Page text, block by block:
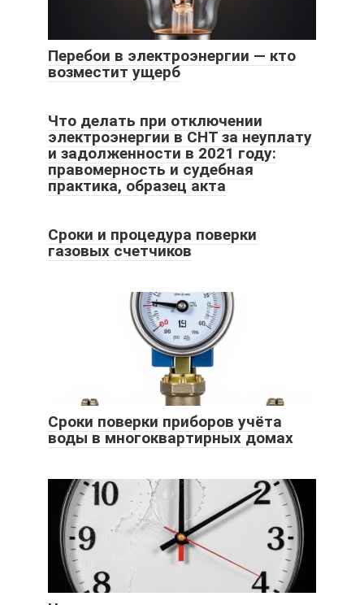
Перебои в электроэнергии — кто
возместит ущерб
Что делать при отключении
электроэнергии в СНТ за неуплату
и задолженности в 2021 году:
правомерность и судебная
практика, образец акта
Сроки и процедура поверки
газовых счетчиков
Сроки поверки приборов учёта
воды в многоквартирных домах